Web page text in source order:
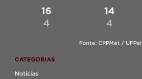
16
4
14
4
Fonte: CPPMet / UFPel
CATEGORIAS
Notícias